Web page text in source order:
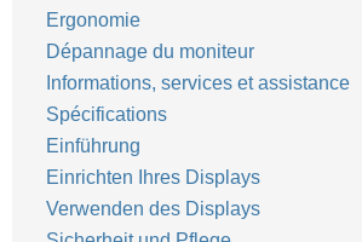
Ergonomie
Dépannage du moniteur
Informations, services et assistance
Spécifications
Einführung
Einrichten Ihres Displays
Verwenden des Displays